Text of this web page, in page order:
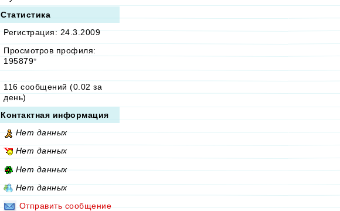
Статистика
Регистрация: 24.3.2009
Просмотров профиля:
195879*
116 сообщений (0.02 за
день)
Контактная информация
Нет данных
Нет данных
Нет данных
Нет данных
Отправить сообщение